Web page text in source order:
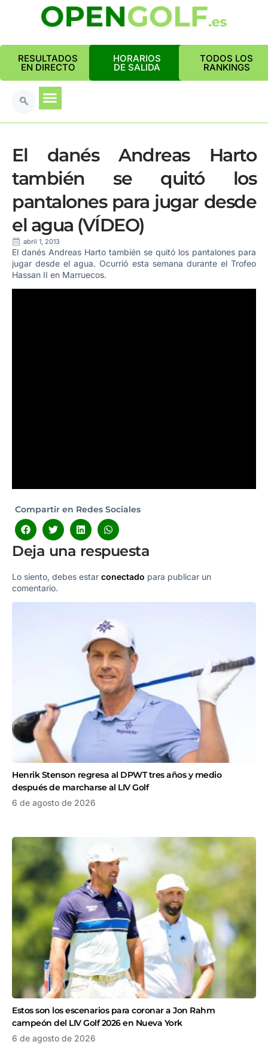
RESULTADOS
EN DIRECTO
HORARIOS
DE SALIDA
TODOS LOS
RANKINGS
El danés Andreas Harto
también se quitó los
pantalones para jugar desde
el agua (VÍDEO)
abril 1, 2013
El danés Andreas Harto también se quitó los pantalones para
jugar desde el agua. Ocurrió esta semana durante el Trofeo
Hassan II en Marruecos.
Compartir en Redes Sociales
Deja una respuesta
Lo siento, debes estar conectado para publicar un
comentario.
Henrik Stenson regresa al DPWT tres años y medio
después de marcharse al LIV Golf
6 de agosto de 2026
Estos son los escenarios para coronar a Jon Rahm
campeón del LIV Golf 2026 en Nueva York
6 de agosto de 2026